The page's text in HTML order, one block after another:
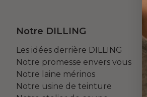
Notre DILLING
Les idées derrière DILLING
Notre promesse envers vous
Notre laine mérinos
Notre usine de teinture